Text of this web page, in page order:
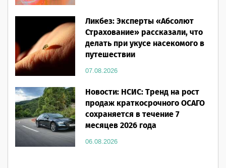
Ликбез: Эксперты «Абсолют
Страхование» рассказали, что
делать при укусе насекомого в
путешествии
07.08.2026
Новости: НСИС: Тренд на рост
продаж краткосрочного ОСАГО
сохраняется в течение 7
месяцев 2026 года
06.08.2026